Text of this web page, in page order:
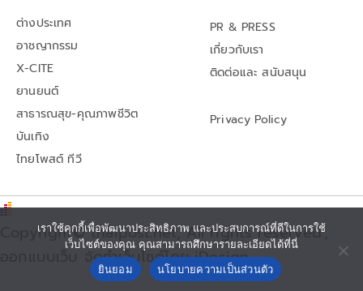
ต่างประเทศ
อาชญากรรม
X-CITE
ยานยนต์
สาธารณสุข-คุณภาพชีวิต
บันเทิง
ไทยโพสต์ ทีวี
PR & PRESS
เกี่ยวกับเรา
ติดต่อและ สนับสนุน
Privacy Policy
Copyright© thaipost.net, All rights reserved.,
ออกแบบเว็บ จัดทำเว็บไซต์โดย iDesign
เราใช้คุกกี้เพื่อพัฒนาประสิทธิภาพ และประสบการณ์ที่ดีในการใช้
เว็บไซต์ของคุณ คุณสามารถศึกษารายละเอียดได้ที่นี่
ยินยอม
นโยบายความเป็นส่วนตัว